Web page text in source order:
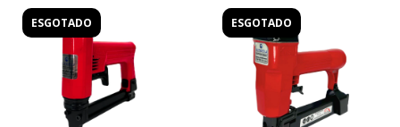
ESGOTADO ESGOTADO